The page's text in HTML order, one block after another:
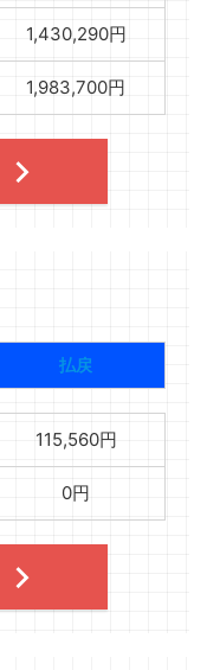
1,430,290円
1,983,700円
払戻
115,560円
0円